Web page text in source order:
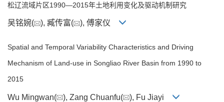
松辽流域片区1990—2015年土地利用变化及驱动机制研究
吴铭婉( ), 臧传富( ), 傅家仪
Spatial and Temporal Variability Characteristics and Driving
Mechanism of Land-use in Songliao River Basin from 1990 to
2015
Wu Mingwan( ), Zang Chuanfu( ), Fu Jiayi